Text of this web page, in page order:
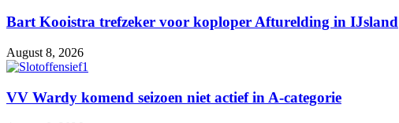
Bart Kooistra trefzeker voor koploper Afturelding in IJsland
August 8, 2026
VV Wardy komend seizoen niet actief in A-categorie